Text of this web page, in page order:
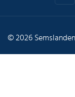
© 2026